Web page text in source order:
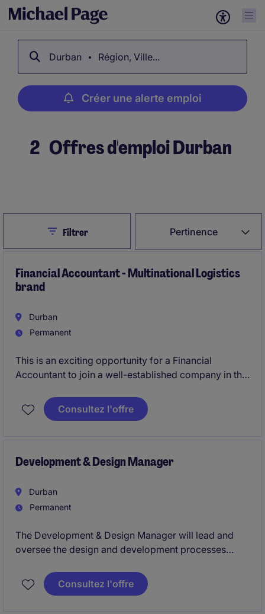
Durban Région, Ville...
Créer une alerte emploi
2 Offres d'emploi Durban
Pertinence
CloseFiltrer
Financial Accountant - Multinational Logistics
brand
Durban
Permanent
This is an exciting opportunity for a Financial
Accountant to join a well-established company in the
Durban and focuses on delivering high-quality
financial reporting and analysis for operations in
Consultez l'offre
Development & Design Manager
Durban
Permanent
The Development & Design Manager will lead and
oversee the design and development processes
efficient solutions are implemented. This role
requires a candidate with strong technical problem-
Consultez l'offre